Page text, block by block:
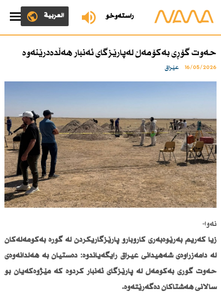
ڕاستەوخۆ العربية
حەوت گۆڕی بەكۆمەڵ لەپارێزگای ئەنبار هەڵدەدرێنەوە
16/05/2026 عێراق
نەوا-
زیا كەریم بەڕێوەبەری كاروبارو پارێزگاریكردن لە گۆڕە بەكۆمەڵەكان
لە دامەزراوەی شەهیدانی عیراق رایگەیاندوە: دەستیان بە هەڵدانەوەی
حەوت گۆڕی بەكۆمەڵ لە پارێزگای ئەنبار كردوە كە مێژوەكەیان بۆ
ساڵانی هەشتاكان دەگەڕێتەوە.